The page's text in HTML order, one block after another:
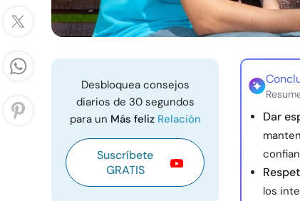
Desbloquea consejos
diarios de 30 segundos
para un Más feliz Relación
Suscríbete
GRATIS
Dar
los